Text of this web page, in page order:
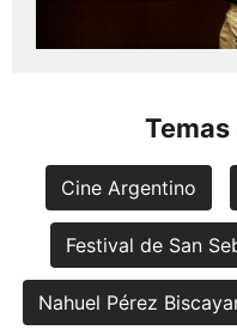
Cine Argentino
Festival de San
Nahuel Pérez